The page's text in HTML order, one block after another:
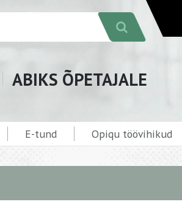
ABIKS ÕPETAJALE
E-tund Opiqu töövihikud